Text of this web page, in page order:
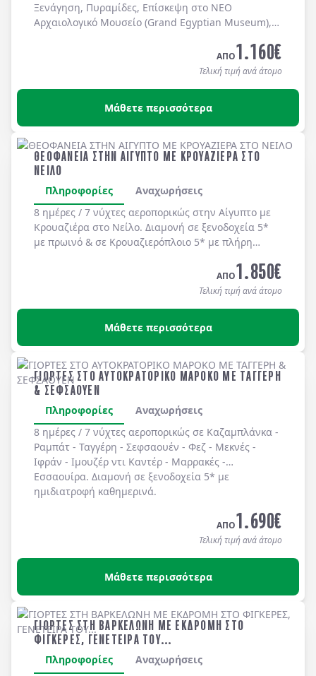
Ξενάγηση, Πυραμίδες, Επίσκεψη στο ΝΕΟ
Αρχαιολογικό Μουσείο (Grand Egyptian Museum),
Αγίου Γεωργίου, Εθνικό Μουσείο Αιγυπτιακού
- Αλεξάνδρεια. Διαμονή σε ξενοδοχείο
εστιατόριο του Ελληνικού Ναυτικού ομίλου στην
Αλεξάνδρεια.
ΑΠΟ1.160€
Τελική τιμή ανά άτομο
Μάθετε περισσότερα
ΘΕΟΦΑΝΕΙΑ ΣΤΗΝ ΑΙΓΥΠΤΟ ΜΕ ΚΡΟΥΑΖΙΕΡΑ ΣΤΟ
ΝΕΙΛΟ
Πληροφορίες
Αναχωρήσεις
8 ημέρες / 7 νύχτες αεροπορικώς στην Αίγυπτο με
Κρουαζιέρα στο Νείλο. Διαμονή σε ξενοδοχεία 5*
με πρωινό & σε Κρουαζιερόπλοιο 5* με πλήρη
ΑΠΟ1.850€
Τελική τιμή ανά άτομο
Μάθετε περισσότερα
ΓΙΟΡΤΕΣ ΣΤΟ ΑΥΤΟΚΡΑΤΟΡΙΚΟ ΜΑΡΟΚΟ ΜΕ ΤΑΓΓΕΡΗ
& ΣΕΦΣΑΟΥΕΝ
Πληροφορίες
Αναχωρήσεις
8 ημέρες / 7 νύχτες αεροπορικώς σε Καζαμπλάνκα -
Ραμπάτ - Ταγγέρη - Σεφσαουέν - Φεζ - Μεκνές -
Ιφράν - Ιμουζέρ ντι Καντέρ - Μαρρακές -
Εσσαουίρα. Διαμονή σε ξενοδοχεία 5* με
ημιδιατροφή καθημερινά.
ΑΠΟ1.690€
Τελική τιμή ανά άτομο
Μάθετε περισσότερα
ΓΙΟΡΤΕΣ ΣΤΗ ΒΑΡΚΕΛΩΝΗ ΜΕ ΕΚΔΡΟΜΗ ΣΤΟ
ΦΙΓΚΕΡΕΣ, ΓΕΝΕΤΕΙΡΑ ΤΟΥ...
Πληροφορίες
Αναχωρήσεις